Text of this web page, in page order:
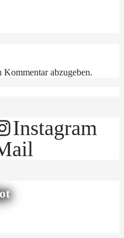
Kommentar abzugeben.
Instagram